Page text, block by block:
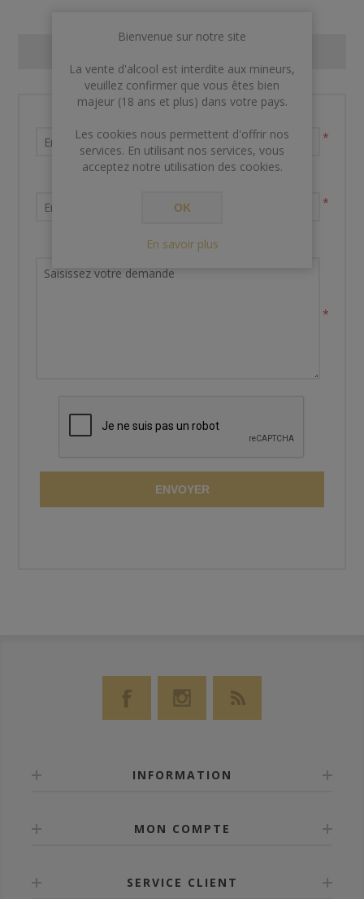
*
*
Demande de renseignements
*
ENVOYER
INFORMATION
MON COMPTE
SERVICE CLIENT
Bienvenue sur notre site
La vente d'alcool est interdite aux mineurs,
veuillez confirmer que vous êtes bien
majeur (18 ans et plus) dans votre pays.
Les cookies nous permettent d'offrir nos
services. En utilisant nos services, vous
acceptez notre utilisation des cookies.
OK
En savoir plus